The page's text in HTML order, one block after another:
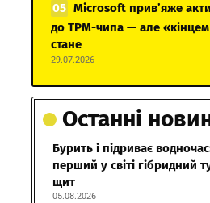
Microsoft прив’яже
до TPM-чипа — але
стане
29.07.2026
Останні
Бурить і підриває
перший у світі гібридний
щит
05.08.2026